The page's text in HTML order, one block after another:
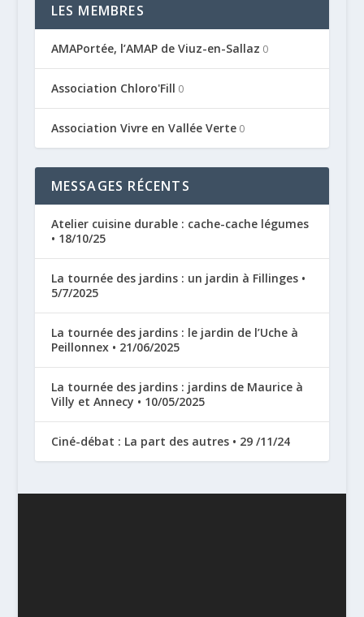
LES MEMBRES
AMAPortée, l’AMAP de Viuz-en-Sallaz 0
Association Chloro'Fill 0
Association Vivre en Vallée Verte0
MESSAGES RÉCENTS
Atelier cuisine durable : cache-cache légumes
• 18/10/25
La tournée des jardins : un jardin à Fillinges •
5/7/2025
La tournée des jardins : le jardin de l’Uche à
Peillonnex • 21/06/2025
La tournée des jardins : jardins de Maurice à
Villy et Annecy • 10/05/2025
Ciné-débat : La part des autres • 29 /11/24